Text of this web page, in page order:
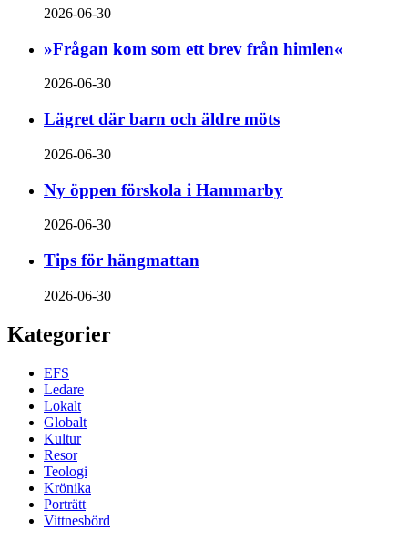
2026-06-30
»Frågan kom som ett brev från himlen«
2026-06-30
Lägret där barn och äldre möts
2026-06-30
Ny öppen förskola i Hammarby
2026-06-30
Tips för hängmattan
2026-06-30
Kategorier
EFS
Ledare
Lokalt
Globalt
Kultur
Resor
Teologi
Krönika
Porträtt
Vittnesbörd